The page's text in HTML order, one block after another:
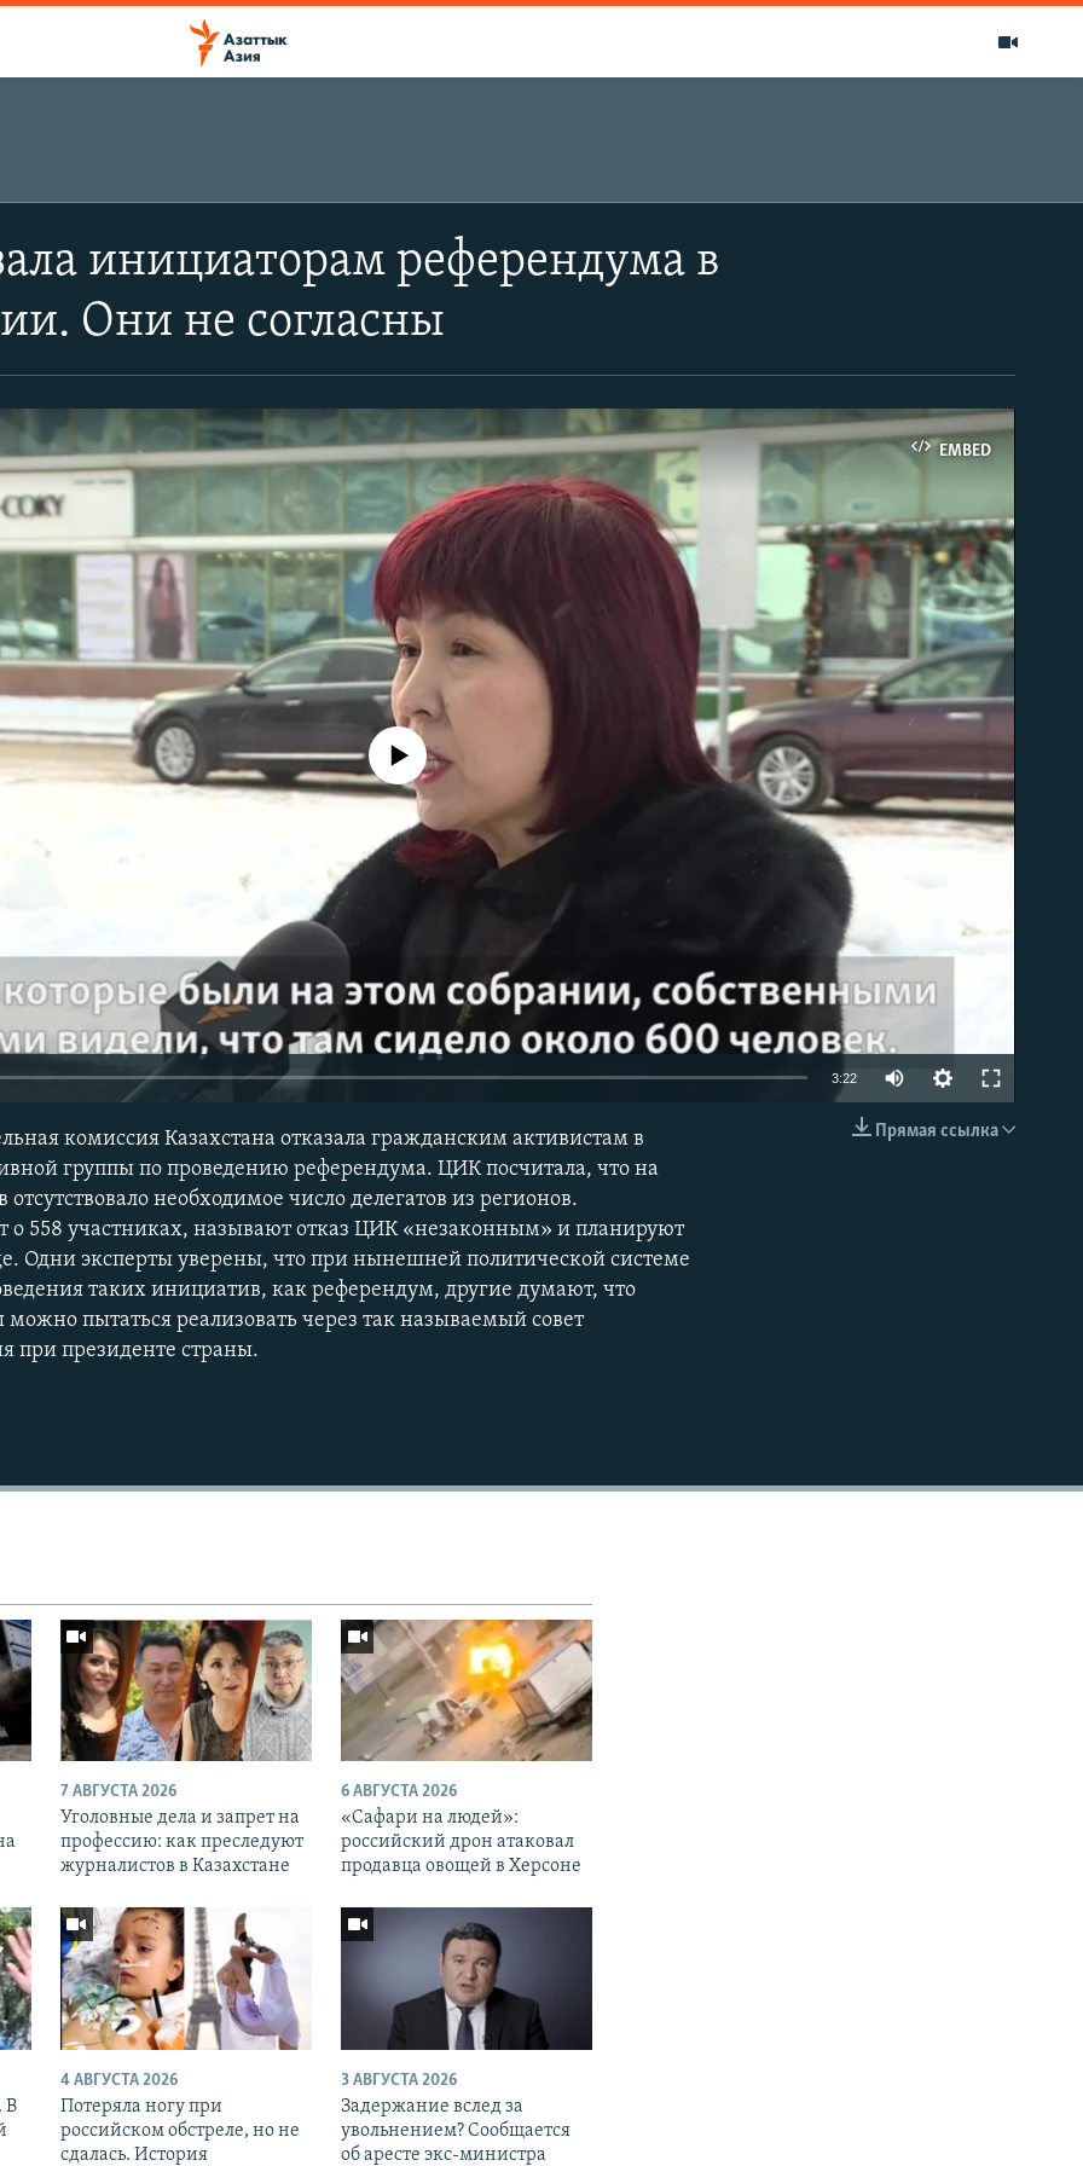
инициаторам референдума в
Они не согласны
EMBED
No media source currently available
3:22
Прямая ссылка
комиссия Казахстана отказала гражданским активистам в
группы по проведению референдума. ЦИК посчитала, что на
необходимое число делегатов из регионов.
558 участниках, называют отказ ЦИК «незаконным» и планируют
Одни эксперты уверены, что при нынешней политической системе
таких инициатив, как референдум, другие думают, что
пытаться реализовать через так называемый совет
при президенте страны.
7 АВГУСТА 2026
Уголовные дела и запрет на
профессию: как преследуют
журналистов в Казахстане
6 АВГУСТА 2026
«Cафари на людей»:
российский дрон атаковал
продавца овощей в Херсоне
В
4 АВГУСТА 2026
Потеряла ногу при
российском обстреле, но не
сдалась. История
3 АВГУСТА 2026
Задержание вслед за
увольнением? Сообщается
об аресте экс-министра